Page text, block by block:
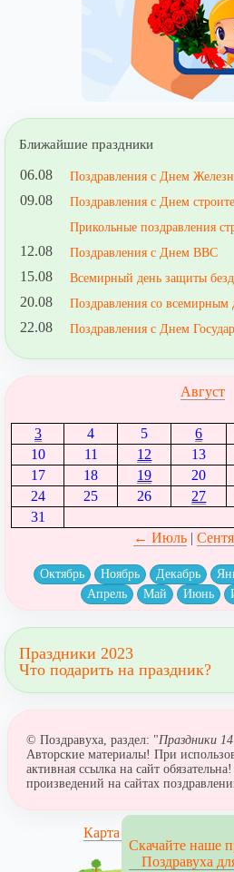
Ближайшие праздники
06.08 Поздравления с Днем
09.08
Поздравления с Днем
Прикольные поздравления
12.08 Поздравления с Днем ВВС
15.08 Всемирный день защиты
20.08 Поздравления со всемирным
22.08 Поздравления с Днем
Август
3
4 5 6
10
11 12 13
17
18 19 20
24
25 26 27
31
← Июль|
Октябрь Ноябрь Декабрь
Апрель
Май Июнь
Праздники 2023
Что подарить на праздник?
© Поздравуха, раздел: "Праздники
Авторские материалы! При
активная ссылка на сайт
произведений на сайтах
Карта сайта
Скачайте наше
Поздравуха